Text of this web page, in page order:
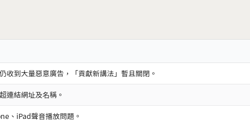
收到大量惡意廣告，「貢獻新講法」暫且關閉。
連結網址及名稱。
、iPad聲音播放問題。